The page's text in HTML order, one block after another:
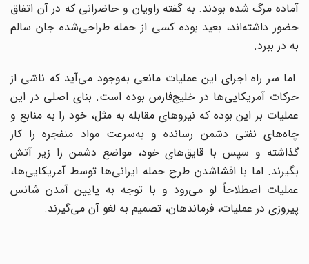
آماده مرگ شده بودند. به گفته راویان و حاضرانی که در آن اتفاق
حضور داشته‌اند، بعید بوده کسی از حمله طراحی‌شده جان سالم
به در ببرد.
اما سر راه اجرای این عملیات مانعی به‌وجود می‌آید که ناشی از
حرکات آمریکایی‌ها در خلیج‌فارس بوده است. بنای اصلی در این
عملیات بر این بوده که نیروهای مقابله به مثل، خود را به منابع و
چاه‌های نفتی دشمن رسانده و به‌سرعت مواد منفجره را کار
گذاشته و سپس با قایق‌های خود، مواضع دشمن را زیر آتش
بگیرند. اما با افشاشدن طرح حمله ایرانی‌ها توسط آمریکایی‌ها،
عملیات اصطلاحاً لو می‌رود و با توجه به پایین آمدن شانس
پیروزی در عملیات، فرماندهان، تصمیم به لغو آن می‌گیرند.